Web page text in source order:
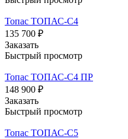
Топас ТОПАС-С4
135 700 ₽
Заказать
Быстрый просмотр
Топас ТОПАС-С4 ПР
148 900 ₽
Заказать
Быстрый просмотр
Топас ТОПАС-С5